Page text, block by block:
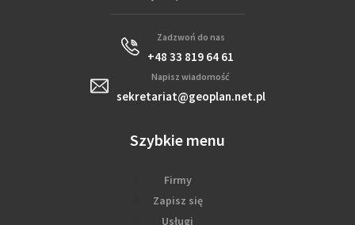
Zadzwoń do nas
+48 33 819 64 61
Napisz wiadomość
sekretariat@geoplan.net.pl
Szybkie menu
Firmy
Zapisz się
Usługi